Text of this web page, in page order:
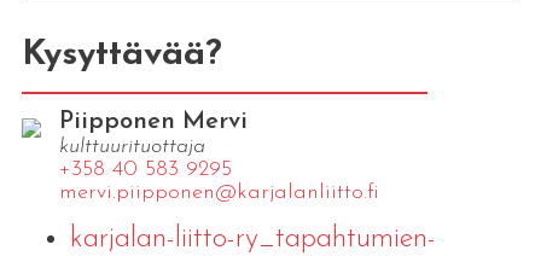
Kysyttävää?
Piipponen Mervi
kulttuurituottaja
+358 40 583 9295
mervi.​piipponen@​kar​jala​nlii​tto.​fi
karjalan-liitto-ry_tapahtumien-